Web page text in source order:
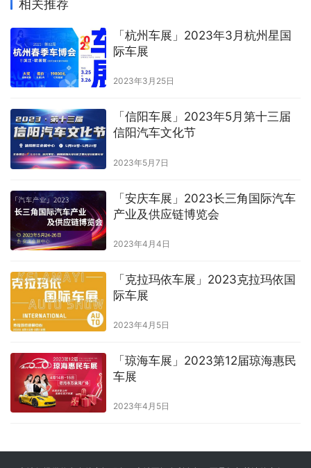
相关推荐
「杭州车展」2023年3月杭州星国
际车展
2023年3月25日
「信阳车展」2023年5月第十三届
信阳汽车文化节
2023年5月7日
「安庆车展」2023长三角国际汽车
产业及供应链博览会
2023年4月4日
「克拉玛依车展」2023克拉玛依国
际车展
2023年4月5日
「琼海车展」2023第12届琼海惠民
车展
2023年4月5日